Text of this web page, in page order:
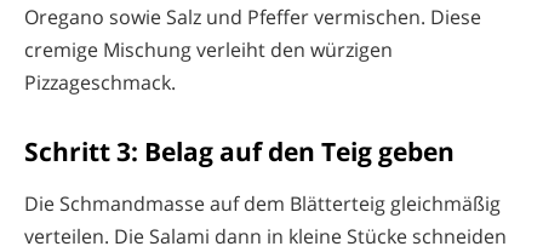
Oregano sowie Salz und Pfeffer vermischen. Diese
cremige Mischung verleiht den würzigen
Pizzageschmack.
Schritt 3: Belag auf den Teig geben
Die Schmandmasse auf dem Blätterteig gleichmäßig
verteilen. Die Salami dann in kleine Stücke schneiden